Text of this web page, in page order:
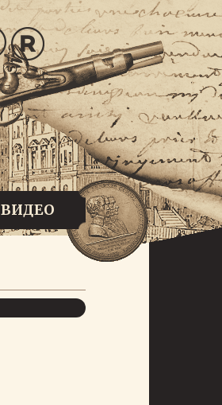
ВИДЕО